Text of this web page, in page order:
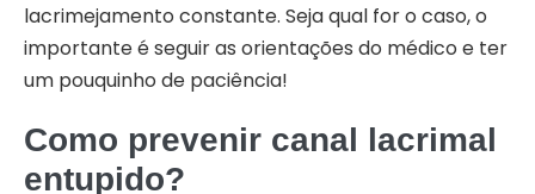
lacrimejamento constante. Seja qual for o caso, o
importante é seguir as orientações do médico e ter
um pouquinho de paciência!
Como prevenir canal lacrimal
entupido?